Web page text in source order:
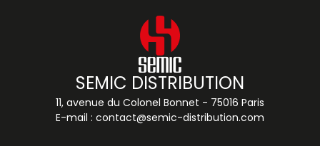
SEMIC DISTRIBUTION
11, avenue du Colonel Bonnet - 75016 Paris
E-mail : contact@semic-distribution.com